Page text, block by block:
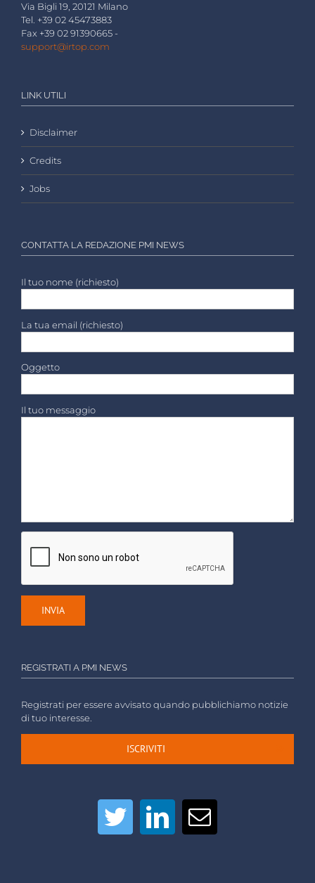
Via Bigli 19, 20121 Milano
Tel. +39 02 45473883
Fax +39 02 91390665 -
support@irtop.com
LINK UTILI
Disclaimer
Credits
Jobs
CONTATTA LA REDAZIONE PMI NEWS
Il tuo nome (richiesto)
La tua email (richiesto)
Oggetto
Il tuo messaggio
REGISTRATI A PMI NEWS
Registrati per essere avvisato quando pubblichiamo notizie
di tuo interesse.
ISCRIVITI